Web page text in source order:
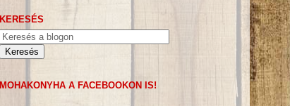
KERESÉS
MOHAKONYHA A FACEBOOKON IS!